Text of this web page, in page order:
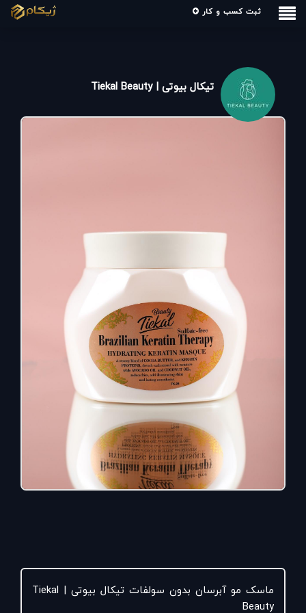
ثبت کسب و کار
تیکال بیوتی | Tiekal Beauty
ماسک مو آبرسان بدون سولفات تیکال بیوتی | Tiekal
Beauty